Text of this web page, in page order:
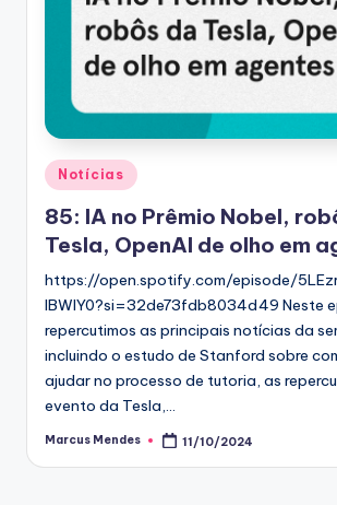
Posted
in
Notícias
85: IA no Prêmio Nobel,
Tesla, OpenAI de olho em
https://open.spotify.com/episode/
lBWIY0?si=32de73fdb8034d49 Neste
repercutimos as principais notícias da
incluindo o estudo de Stanford sobre
ajudar no processo de tutoria, as
evento da Tesla,…
Posted
Marcus Mendes 11/10/2024